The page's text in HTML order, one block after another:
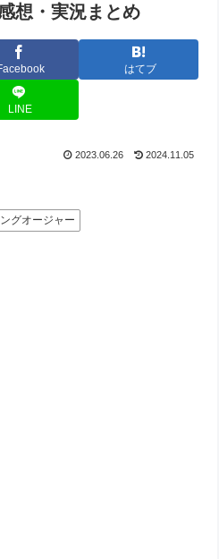
想・実況まとめ
はてブ
LINE
2023.06.26 2024.11.05
グオージャー